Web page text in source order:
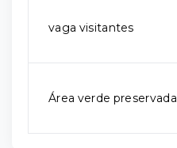
vaga visitantes
Área verde preservada